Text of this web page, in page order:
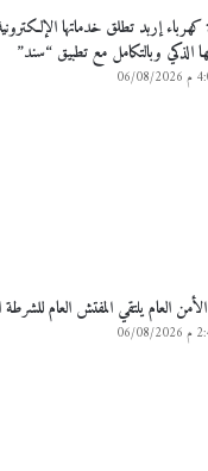
إربد تطلق خدماتها
الذكي وبالتكامل مع تطبيق “سند”
2026
العام يلتقي المفتش العام للشرطة
2026